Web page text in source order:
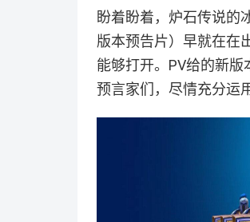
盼着盼着，炉石传说的
版本预告片）早就在在
能够打开。PV给的新版
预言家们，尽情充分运